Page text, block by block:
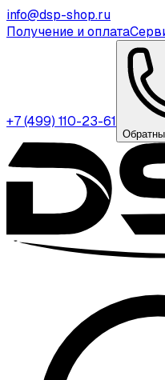
info@dsp-shop.ru
Получение и оплата
+7 (499) 110-23-61